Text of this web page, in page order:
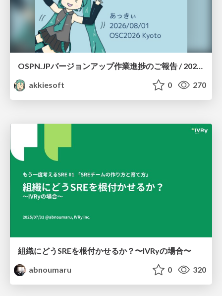
OSPN.JPバージョンアップ作業進捗のご報告 / 20260801-osc26kyoto
akkiesoft
0 270
組織にどうSREを根付かせるか？〜IVRyの場合〜
abnoumaru
0 320